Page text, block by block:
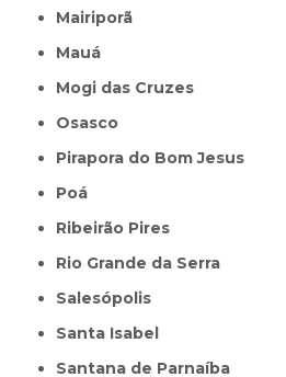
Mairiporã
Mauá
Mogi das Cruzes
Osasco
Pirapora do Bom Jesus
Poá
Ribeirão Pires
Rio Grande da Serra
Salesópolis
Santa Isabel
Santana de Parnaíba